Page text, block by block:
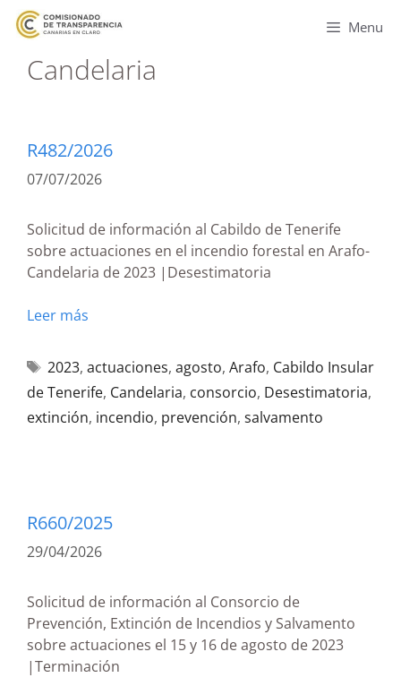
Menu
Candelaria
R482/2026
07/07/2026
Solicitud de información al Cabildo de Tenerife
sobre actuaciones en el incendio forestal en Arafo-
Candelaria de 2023 |Desestimatoria
Leer más
2023, actuaciones, agosto, Arafo, Cabildo Insular
de Tenerife, Candelaria, consorcio, Desestimatoria,
extinción, incendio, prevención, salvamento
R660/2025
29/04/2026
Solicitud de información al Consorcio de
Prevención, Extinción de Incendios y Salvamento
sobre actuaciones el 15 y 16 de agosto de 2023
|Terminación